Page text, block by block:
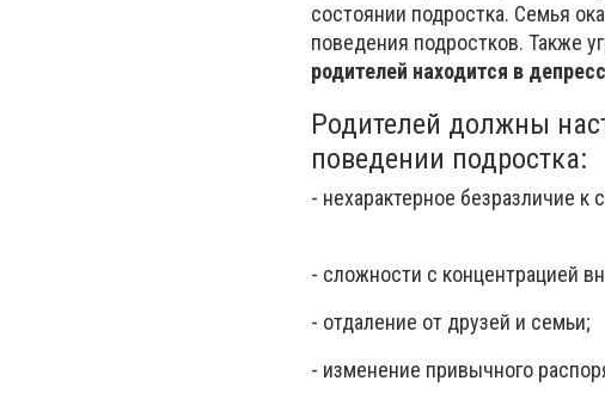
состоянии подростка. Семья
поведения подростков. Также
родителей находится в
Родителей должны
поведении подростка:
- нехарактерное безразличие
- сложности с концентрацией
- отдаление от друзей и семьи;
- изменение привычного